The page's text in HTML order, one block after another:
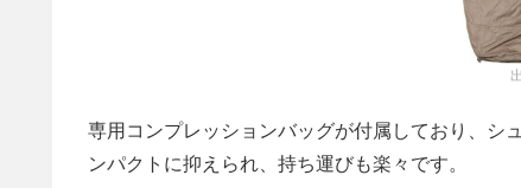
専用コンプレッションバッグが付属しており、シ
ンパクトに抑えられ、持ち運びも楽々です。